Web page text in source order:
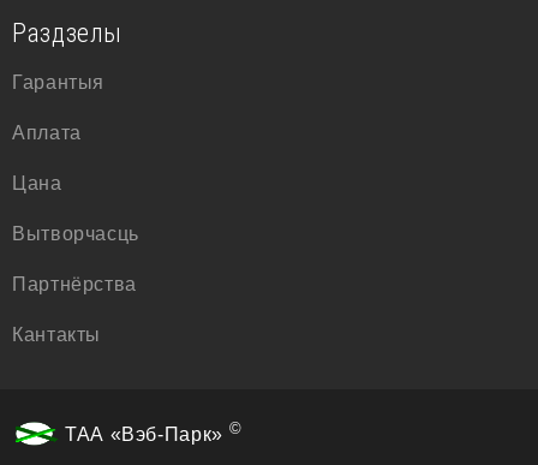
Раздзелы
Гарантыя
Аплата
Цана
Вытворчасць
Партнёрства
Кантакты
ТАА «Вэб-Парк» ©